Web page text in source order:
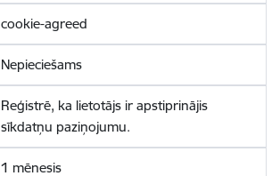
cookie-agreed
Nepieciešams
Reģistrē, ka lietotājs ir apstiprinājis
sīkdatņu paziņojumu.
1 mēnesis